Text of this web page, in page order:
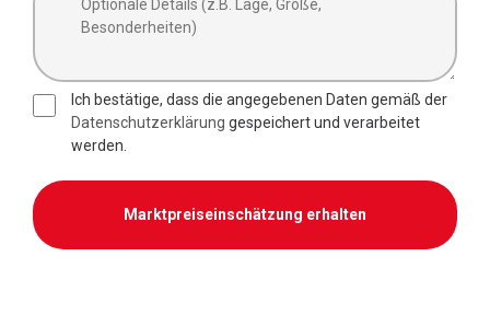
Ich bestätige, dass die angegebenen Daten gemäß der
Datenschutzerklärung gespeichert und verarbeitet
werden.